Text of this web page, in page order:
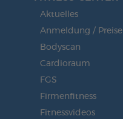
Aktuelles
Anmeldung / Preise
Bodyscan
Cardioraum
FGS
Firmenfitness
Fitnessvideos